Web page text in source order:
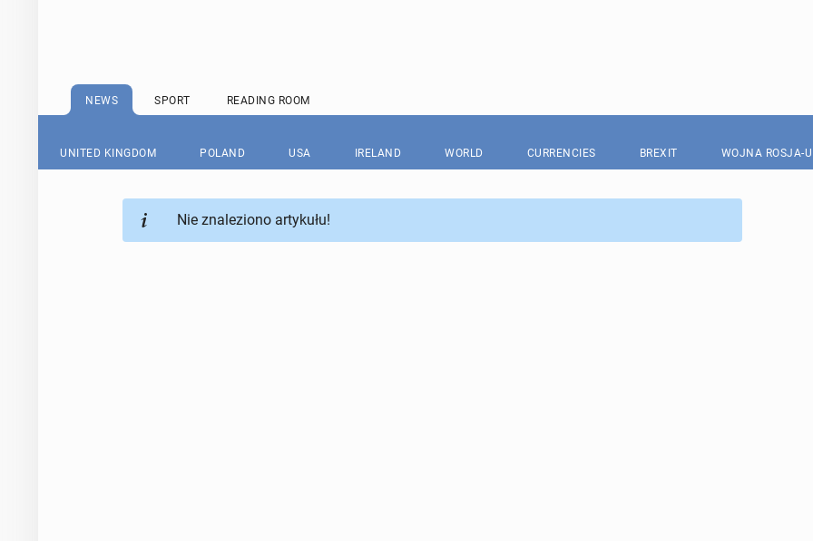
NEWS SPORT READING ROOM
UNITED KINGDOM POLAND USA IRELAND WORLD CURRENCIES BREXIT WOJNA ROSJA-
Nie znaleziono artykułu!